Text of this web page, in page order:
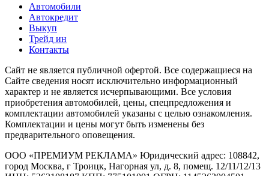
Автомобили
Автокредит
Выкуп
Трейд ин
Контакты
Cайт не является публичной офертой. Все содержащиеся на
Сайте сведения носят исключительно информационный
характер и не является исчерпывающими. Все условия
приобретения автомобилей, цены, спецпредложения и
комплектации автомобилей указаны с целью ознакомления.
Комплектации и цены могут быть изменены без
предварительного оповещения.
ООО «ПРЕМИУМ РЕКЛАМА» Юридический адрес: 108842,
город Москва, г Троицк, Нагорная ул, д. 8, помещ. 12/11/12/13